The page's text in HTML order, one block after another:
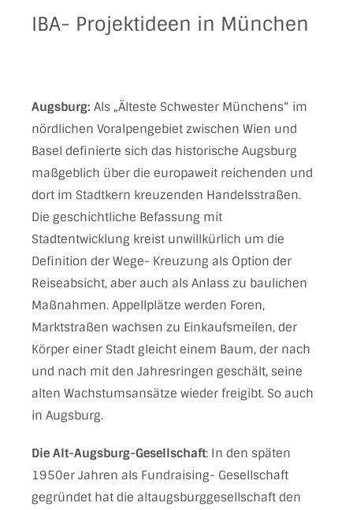
IBA- Projektideen in München
Augsburg: Als „Älteste Schwester Münchens“ im
nördlichen Voralpengebiet zwischen Wien und
Basel definierte sich das historische Augsburg
maßgeblich über die europaweit reichenden und
dort im Stadtkern kreuzenden Handelsstraßen.
Die geschichtliche Befassung mit
Stadtentwicklung kreist unwillkürlich um die
Definition der Wege- Kreuzung als Option der
Reiseabsicht, aber auch als Anlass zu baulichen
Maßnahmen. Appellplätze werden Foren,
Marktstraßen wachsen zu Einkaufsmeilen, der
Körper einer Stadt gleicht einem Baum, der nach
und nach mit den Jahresringen geschält, seine
alten Wachstumsansätze wieder freigibt. So auch
in Augsburg.
Die Alt-Augsburg-Gesellschaft: In den späten
1950er Jahren als Fundraising- Gesellschaft
gegründet hat die altaugsburggesellschaft den